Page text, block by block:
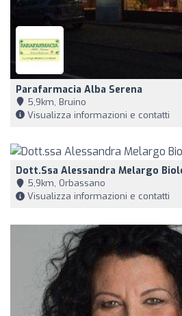
Parafarmacia Alba Serena
5,9km, Bruino
Visualizza informazioni e contatti
Dott.ssa Alessandra Melargo
5,9km, Orbassano
Visualizza informazioni e contatti